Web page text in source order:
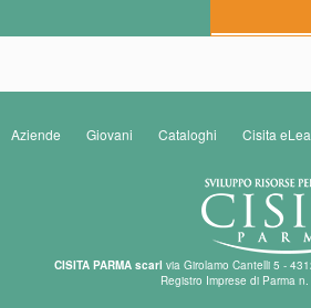
Aziende Giovani Cataloghi Cisita
CISITA PARMA scarl via Girolamo Cantelli 5 -
Registro Imprese di Parma